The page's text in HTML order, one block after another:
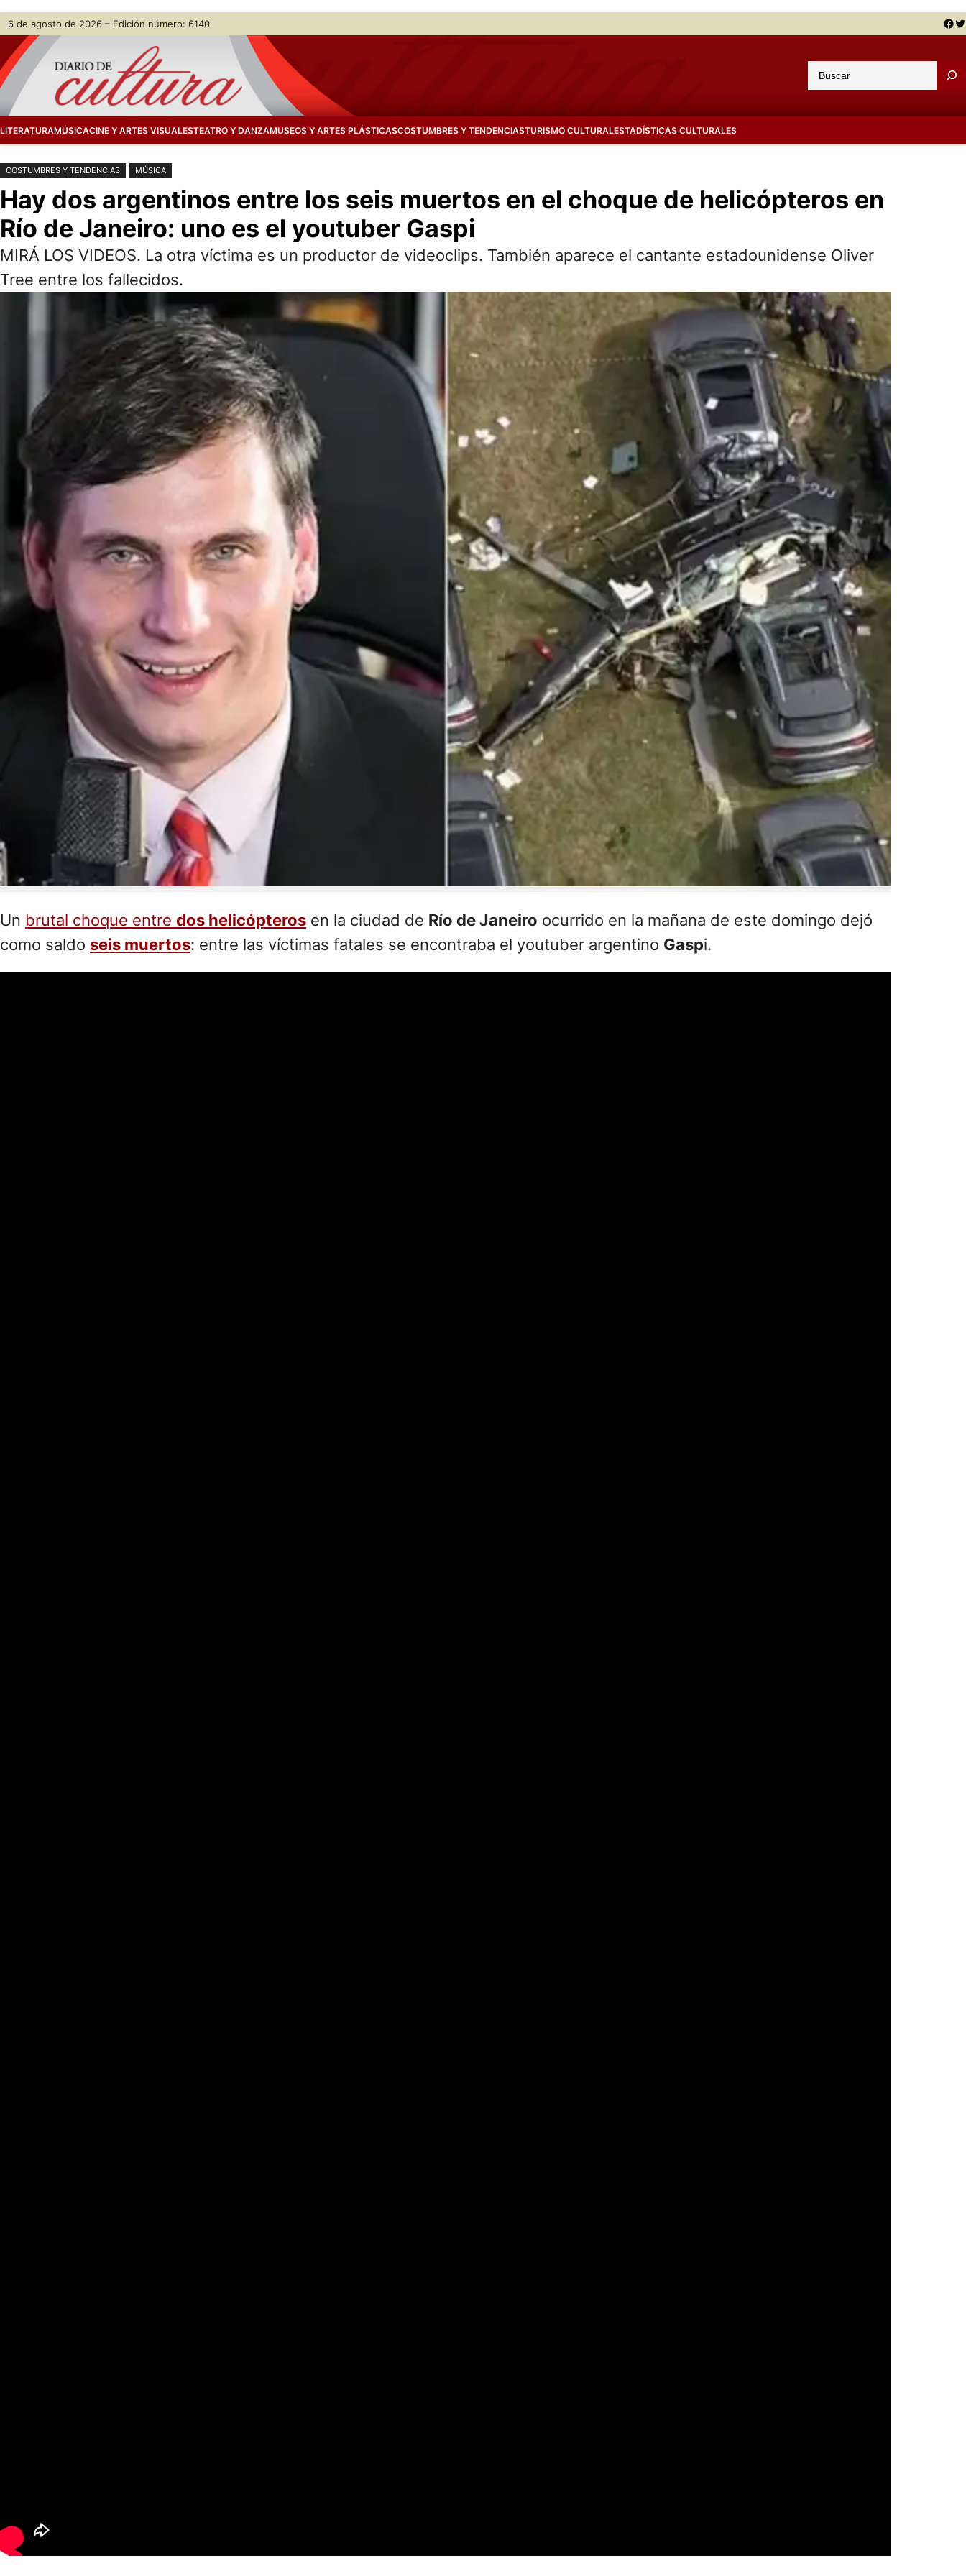
Saltar
contenido
Skip
content
6 de agosto de 2026 – Edición número: 6140 Facebook Twitter
u
a
LITERATURAMÚSICACINE Y ARTES VISUALESTEATRO Y DANZAMUSEOS Y ARTES PLÁSTICASCOSTUMBRES Y TENDENCIASTURISMO CULTURALESTADÍSTICAS CULTURALES
COSTUMBRES Y TENDENCIAS MÚSICA
Hay dos argentinos entre los seis muertos en el choque de helicópteros en
Río de Janeiro: uno es el youtuber Gaspi
MIRÁ LOS VIDEOS. La otra víctima es un productor de videoclips. También aparece el cantante estadounidense Oliver
Tree entre los fallecidos.
Un brutal choque entre dos helicópteros en la ciudad de Río de Janeiro ocurrido en la mañana de este domingo dejó
como saldo seis muertos: entre las víctimas fatales se encontraba el youtuber argentino Gaspi.